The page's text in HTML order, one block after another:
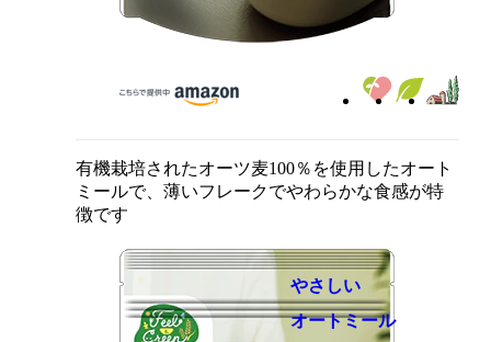
有機栽培されたオーツ麦100％を使用したオート
ミールで、薄いフレークでやわらかな食感が特
徴です
やさしい
オートミール